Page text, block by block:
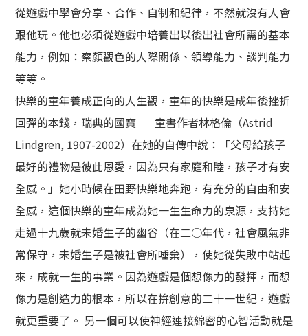
從遊戲中學會分享、合作、自制和紀律，不然就沒有人會
跟他玩。他也必須從遊戲中培養出以後出社會所需的基本
能力，例如：察顏觀色的人際關係、領導能力、談判能力
等等。
快樂的童年養成正向的人生觀，童年的快樂是成年後挫折
回彈的本錢，瑞典的國寶——童書作者林格倫（Astrid
Lindgren, 1907-2002）在她的自傳中說：「父母給孩子
最好的禮物是彼此恩愛，因為只有家庭和睦，孩子才有安
全感。」她小時候在田野快樂地奔跑，有充分的自由和安
全感，這個快樂的童年成為她一生生命力的泉源，支持她
走過十九歲就未婚生子的幽谷（在二○年代，社會風氣非
常保守，未婚生子是被社會所唾棄），使她從失敗中站起
來，成就一生的事業。因為遊戲是個想像力的發揮，而想
像力是創造力的根本，所以在拚創意的二十一世紀，遊戲
就更重要了。 另一個可以使神經連接綿密的心智活動就是